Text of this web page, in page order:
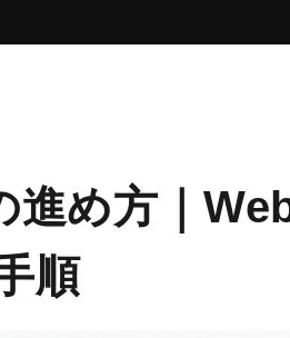
進め方｜
順